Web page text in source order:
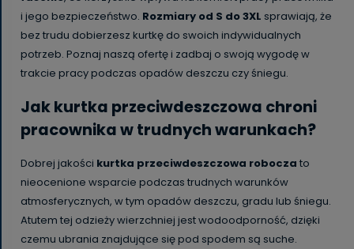
i jego bezpieczeństwo. Rozmiary od S do 3XL sprawiają, że
bez trudu dobierzesz kurtkę do swoich indywidualnych
potrzeb. Poznaj naszą ofertę i zadbaj o swoją wygodę w
trakcie pracy podczas opadów deszczu czy śniegu.
Jak kurtka przeciwdeszczowa chroni
pracownika w trudnych warunkach?
Dobrej jakości kurtka przeciwdeszczowa robocza to
nieocenione wsparcie podczas trudnych warunków
atmosferycznych, w tym opadów deszczu, gradu lub śniegu.
Atutem tej odzieży wierzchniej jest wodoodporność, dzięki
czemu ubrania znajdujące się pod spodem są suche.